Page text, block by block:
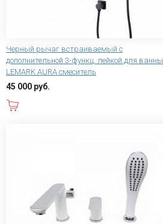
Черный рычаг встраиваемый с
дополнительной 3-функц. лейкой для ванны
LEMARK AURA смеситель
45 000 руб.